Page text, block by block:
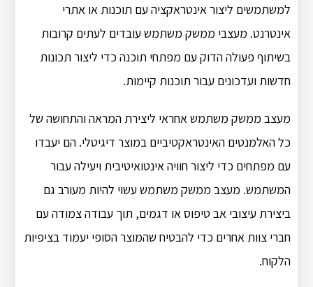
למשתמשים ליצור אינטראקציה עם תוכנות או אתרי
אינטרנט. מעצבי ממשק משתמש עובדים לעתים קרובות
בשיתוף פעולה הדוק עם מפתחי תוכנה כדי ליצור תכונות
חדשות ועדכונים עבור תוכנות קיימות.
מעצב ממשק משתמש אחראי ליצירת המראה והתחושה של
כל האלמנטים האינטראקטיביים במוצר דיגיטלי. הם יעבדו
עם מפתחים כדי ליצור חוויה אינטואיטיבית ויעילה עבור
המשתמש. מעצב ממשק משתמש עשוי להיות מעורב גם
ביצירת עיצובי אב טיפוס או דגמים, תוך עבודה צמודה עם
חברי צוות אחרים כדי להבטיח שהמוצר הסופי יעמוד בציפיות
הלקוח.